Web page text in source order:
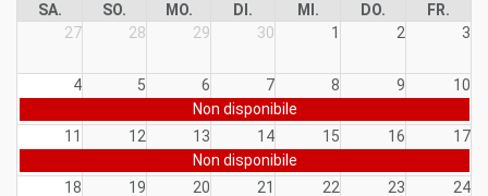
SA. SO. MO. DI. MI. DO.
FR.
27
28 29 30 1 2 3
4 5 6 7 8 9
10
Non disponibile
11
12 13 14 15 16
17
Non disponibile
18
19 20 21 22 23
24